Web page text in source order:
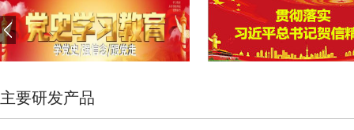
主要研发产品